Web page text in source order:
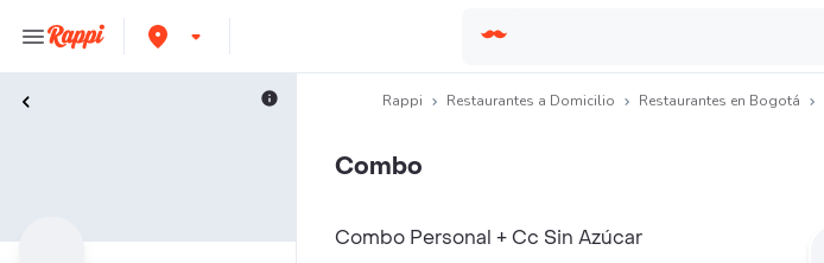
Rappi Restaurantes a Domicilio Restaurantes en Bogotá
Combo
Combo Personal + Cc Sin Azúcar